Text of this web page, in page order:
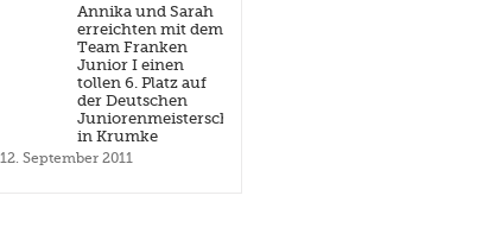
Annika und Sarah
erreichten mit dem
Team Franken
Junior I einen
tollen 6. Platz auf
der Deutschen
Juniorenmeisterschaft
in Krumke
12. September 2011